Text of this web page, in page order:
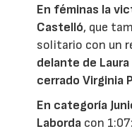
En féminas la
Castelló, que
solitario con un
delante de Laura
cerrado Virginia
En categoría
Laborda con